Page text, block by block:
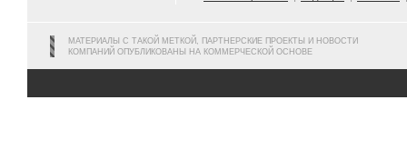
МАТЕРИАЛЫ С ТАКОЙ МЕТКОЙ, ПАРТНЕРСКИЕ ПРОЕКТЫ И НОВОСТИ
КОМПАНИЙ ОПУБЛИКОВАНЫ НА КОММЕРЧЕСКОЙ ОСНОВЕ